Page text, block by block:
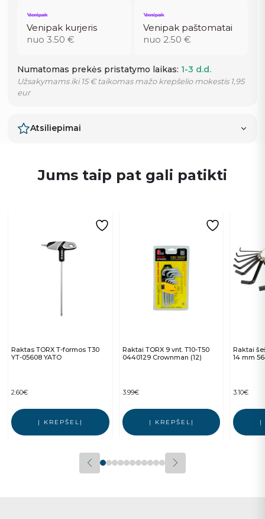
Venipak kurjeris
nuo 3.50 €
Venipak paštomatai
nuo 2.50 €
Numatomas prekės pristatymo laikas: 1-3 d.d.
Užsakymams iki 15 € taikomas mažo krepšelio mokestis 1,95
eur
Atsiliepimai
Jums taip pat gali patikti
Raktas TORX T-formos T30
YT-05608 YATO
2.60€
Į KREPŠELĮ
Raktai TORX 9 vnt. T10-T50
0440129 Crownman (12)
3.99€
Į KREPŠELĮ
Raktai
14 mm
3.10€
Į